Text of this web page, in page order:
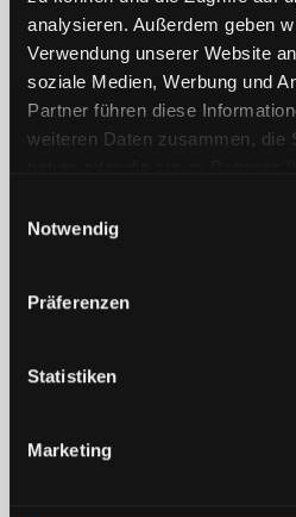
analysieren. Außerdem geben
Verwendung unserer Website
soziale Medien, Werbung und
Partner führen diese
weiteren Daten zusammen, die
Notwendig
Präferenzen
Statistiken
Marketing
Dr. Dirk Sturz